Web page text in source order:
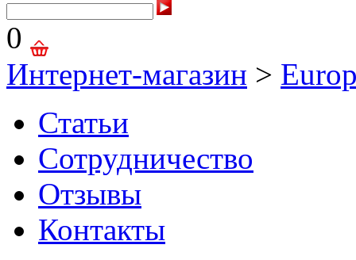
0
Интернет-магазин >
Статьи
Сотрудничество
Отзывы
Контакты